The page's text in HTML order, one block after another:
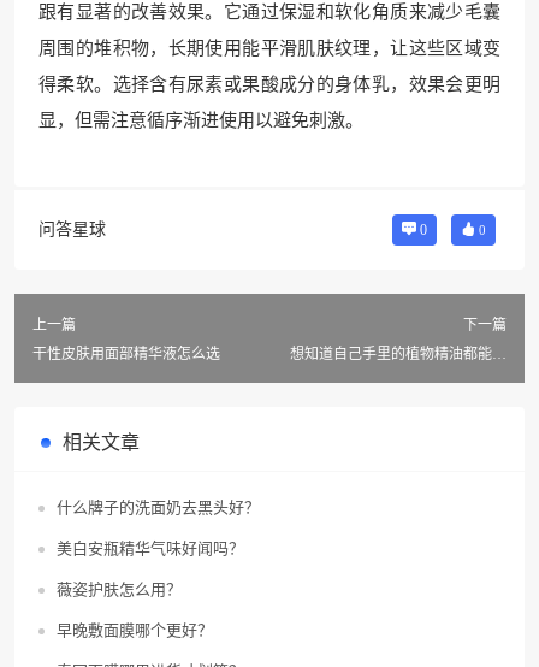
跟有显著的改善效果。它通过保湿和软化角质来减少毛囊
周围的堆积物，长期使用能平滑肌肤纹理，让这些区域变
得柔软。选择含有尿素或果酸成分的身体乳，效果会更明
显，但需注意循序渐进使用以避免刺激。
问答星球 0 0
上一篇
干性皮肤用面部精华液怎么选
下一篇
想知道自己手里的植物精油都能怎
相关文章
什么牌子的洗面奶去黑头好？
美白安瓶精华气味好闻吗？
薇姿护肤怎么用？
早晚敷面膜哪个更好？